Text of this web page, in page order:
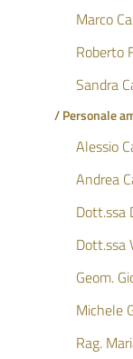
Marco
Roberto
Sandra
/ Personale
Alessio
Andrea
Dott.ssa
Dott.ssa
Geom.
Michele
Rag.